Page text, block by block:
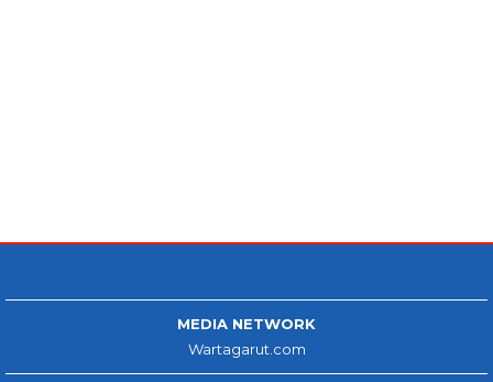
MEDIA NETWORK
Wartagarut.com